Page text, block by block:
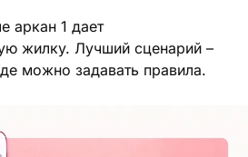
аркан 1 дает
жилку. Лучший сценарий –
можно задавать правила.